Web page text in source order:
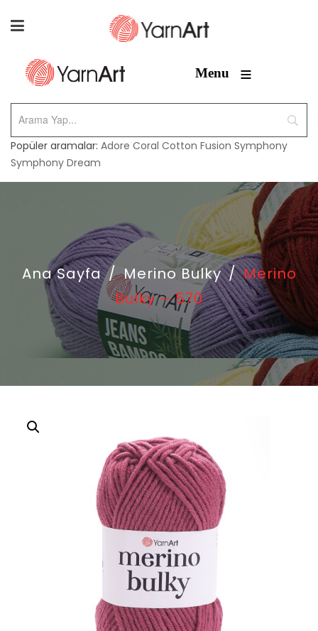
Menu ≡
Popüler aramalar: Adore Coral Cotton Fusion Symphony
Symphony Dream
Ana Sayfa / Merino Bulky / Merino
Bulky – 570